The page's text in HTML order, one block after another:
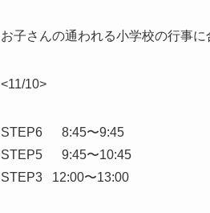
お子さんの通われる小学校の行事
<11/10>
STEP6 8:45〜9:45
STEP5 9:45〜10:45
STEP3 12:00〜13:00